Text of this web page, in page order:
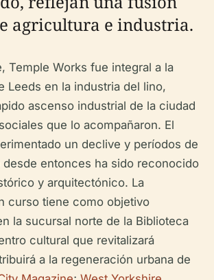
agricultura e industria.
Temple Works fue integral a la
Leeds en la industria del lino,
ascenso industrial de la ciudad
que lo acompañaron. El
un declive y períodos de
desde entonces ha sido reconocido
y arquitectónico. La
curso tiene como objetivo
la sucursal norte de la Biblioteca
cultural que revitalizará
a la regeneración urbana de